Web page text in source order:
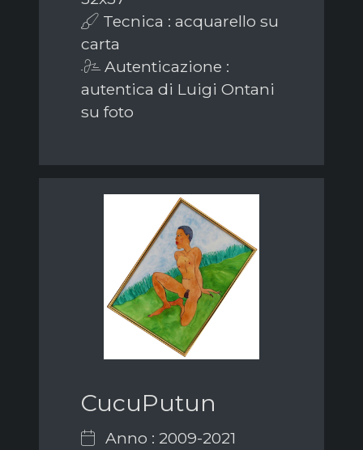
Tecnica : acquarello su
carta
Autenticazione :
autentica di Luigi Ontani
su foto
CucuPutun
Anno : 2009-2021